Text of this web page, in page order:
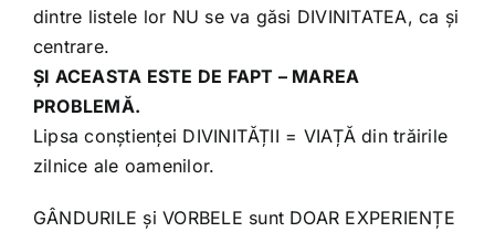
dintre listele lor NU se va găsi DIVINITATEA, ca și
centrare.
ȘI ACEASTA ESTE DE FAPT – MAREA
PROBLEMĂ.
Lipsa conștienței DIVINITĂȚII = VIAȚĂ din trăirile
zilnice ale oamenilor.
GÂNDURILE și VORBELE sunt DOAR EXPERIENȚE